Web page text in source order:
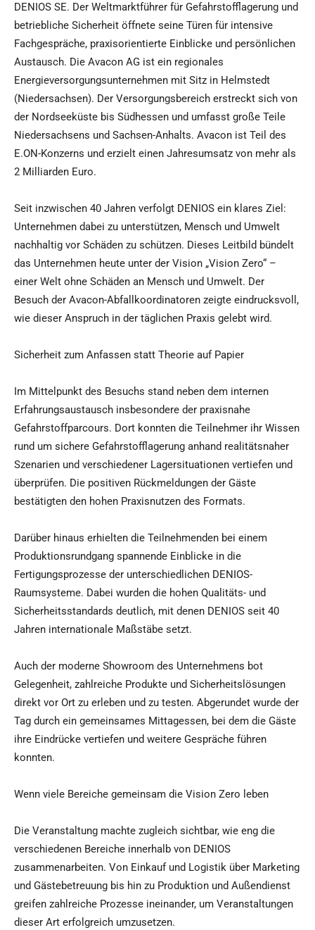
DENIOS SE. Der Weltmarktführer für Gefahrstofflagerung und
betriebliche Sicherheit öffnete seine Türen für intensive
Fachgespräche, praxisorientierte Einblicke und persönlichen
Austausch. Die Avacon AG ist ein regionales
Energieversorgungsunternehmen mit Sitz in Helmstedt
(Niedersachsen). Der Versorgungsbereich erstreckt sich von
der Nordseeküste bis Südhessen und umfasst große Teile
Niedersachsens und Sachsen-Anhalts. Avacon ist Teil des
E.ON-Konzerns und erzielt einen Jahresumsatz von mehr als
2 Milliarden Euro.
Seit inzwischen 40 Jahren verfolgt DENIOS ein klares Ziel:
Unternehmen dabei zu unterstützen, Mensch und Umwelt
nachhaltig vor Schäden zu schützen. Dieses Leitbild bündelt
das Unternehmen heute unter der Vision „Vision Zero“ –
einer Welt ohne Schäden an Mensch und Umwelt. Der
Besuch der Avacon-Abfallkoordinatoren zeigte eindrucksvoll,
wie dieser Anspruch in der täglichen Praxis gelebt wird.
Sicherheit zum Anfassen statt Theorie auf Papier
Im Mittelpunkt des Besuchs stand neben dem internen
Erfahrungsaustausch insbesondere der praxisnahe
Gefahrstoffparcours. Dort konnten die Teilnehmer ihr Wissen
rund um sichere Gefahrstofflagerung anhand realitätsnaher
Szenarien und verschiedener Lagersituationen vertiefen und
überprüfen. Die positiven Rückmeldungen der Gäste
bestätigten den hohen Praxisnutzen des Formats.
Darüber hinaus erhielten die Teilnehmenden bei einem
Produktionsrundgang spannende Einblicke in die
Fertigungsprozesse der unterschiedlichen DENIOS-
Raumsysteme. Dabei wurden die hohen Qualitäts- und
Sicherheitsstandards deutlich, mit denen DENIOS seit 40
Jahren internationale Maßstäbe setzt.
Auch der moderne Showroom des Unternehmens bot
Gelegenheit, zahlreiche Produkte und Sicherheitslösungen
direkt vor Ort zu erleben und zu testen. Abgerundet wurde der
Tag durch ein gemeinsames Mittagessen, bei dem die Gäste
ihre Eindrücke vertiefen und weitere Gespräche führen
konnten.
Wenn viele Bereiche gemeinsam die Vision Zero leben
Die Veranstaltung machte zugleich sichtbar, wie eng die
verschiedenen Bereiche innerhalb von DENIOS
zusammenarbeiten. Von Einkauf und Logistik über Marketing
und Gästebetreuung bis hin zu Produktion und Außendienst
greifen zahlreiche Prozesse ineinander, um Veranstaltungen
dieser Art erfolgreich umzusetzen.